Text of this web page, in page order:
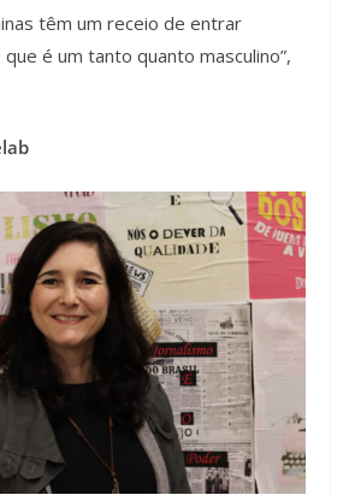
têm um receio de entrar
é um tanto quanto masculino”,